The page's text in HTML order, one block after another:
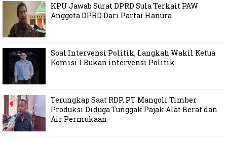
KPU Jawab Surat DPRD Sula Terkait PAW
Anggota DPRD Dari Partai Hanura
Soal Intervensi Politik, Langkah Wakil Ketua
Komisi I Bukan intervensi Politik
Terungkap Saat RDP, PT Mangoli Timber
Produksi Diduga Tunggak Pajak Alat Berat dan
Air Permukaan